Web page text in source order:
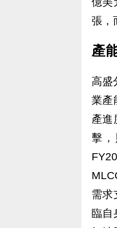
張，
產
高盛
業產
產進
擊
需求
臨自